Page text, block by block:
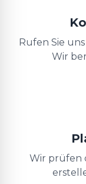
Rufen Sie
Wir
Wir prüfen